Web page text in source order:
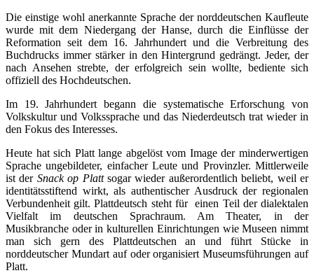
Die einstige wohl anerkannte Sprache der norddeutschen Kaufleute
wurde mit dem Niedergang der Hanse, durch die Einflüsse der
Reformation seit dem 16. Jahrhundert und die Verbreitung des
Buchdrucks immer stärker in den Hintergrund gedrängt. Jeder, der
nach Ansehen strebte, der erfolgreich sein wollte, bediente sich
offiziell des Hochdeutschen.
Im 19. Jahrhundert begann die systematische Erforschung von
Volkskultur und Volkssprache und das Niederdeutsch trat wieder in
den Fokus des Interesses.
Heute hat sich Platt lange abgelöst vom Image der minderwertigen
Sprache ungebildeter, einfacher Leute und Provinzler. Mittlerweile
ist der Snack op Plattsogar wieder außerordentlich beliebt, weil er
identitätsstiftend wirkt, als authentischer Ausdruck der regionalen
Verbundenheit gilt. Plattdeutsch steht für einen Teil der dialektalen
Vielfalt im deutschen Sprachraum. Am Theater, in der
Musikbranche oder in kulturellen Einrichtungen wie Museen nimmt
man sich gern des Plattdeutschen an und führt Stücke in
norddeutscher Mundart auf oder organisiert Museumsführungen auf
Platt.